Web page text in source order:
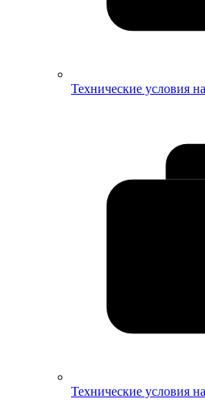
Технические условия
Технические условия